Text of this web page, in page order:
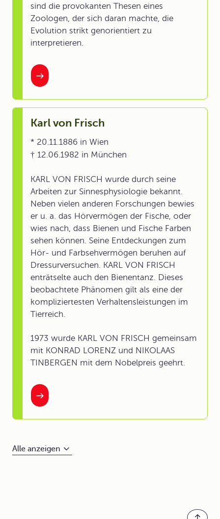
sind die provokanten Thesen eines
Zoologen, der sich daran machte, die
Evolution strikt genorientiert zu
interpretieren.
Karl von Frisch
* 20.11.1886 in Wien
† 12.06.1982 in München
KARL VON FRISCH wurde durch seine
Arbeiten zur Sinnesphysiologie bekannt.
Neben vielen anderen Forschungen bewies
er u. a. das Hörvermögen der Fische, oder
wies nach, dass Bienen und Fische Farben
sehen können. Seine Entdeckungen zum
Hör- und Farbsehvermögen beruhen auf
Dressurversuchen. KARL VON FRISCH
enträtselte auch den Bienentanz. Dieses
beobachtete Phänomen gilt als eine der
kompliziertesten Verhaltensleistungen im
Tierreich.
1973 wurde KARL VON FRISCH gemeinsam
mit KONRAD LORENZ und NIKOLAAS
TINBERGEN mit dem Nobelpreis geehrt.
Alle anzeigen